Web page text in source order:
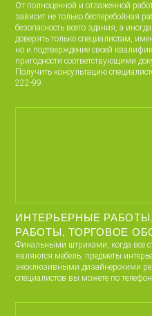
От полноценной и отлаженной
зависит не только бесперебойная
безопасность всего здания, а
доверять только специалистам,
но и подтверждение своей
пригодности соответствующими
Получить консультацию
222-99
ИНТЕРЬЕРНЫЕ
РАБОТЫ, ТОРГОВОЕ
Финальными штрихами, когда все
являются мебель, предметы
эксклюзивными дизайнерскими
специалистов вы можете по